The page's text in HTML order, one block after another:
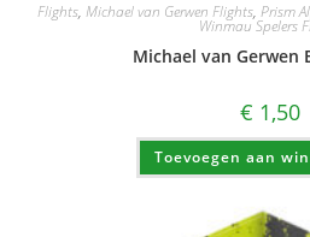
Flights, Michael van Gerwen Flights, Prism
Winmau Spelers
Michael van Gerwen
€ 1,50
Toevoegen aan